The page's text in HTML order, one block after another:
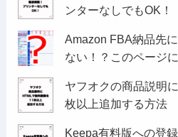
ンターなしでもOK！
Amazon FBA納品先
ない！？このページ
ヤフオクの商品説明
枚以上追加する方法
Keepa有料版への登